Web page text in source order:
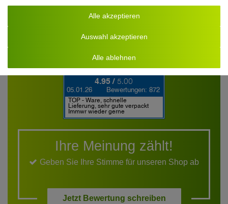
Ihre Meinung zählt!
Geben Sie Ihre Stimme für unseren Shop ab
Jetzt Bewertung schreiben
Alle akzeptieren
Auswahl akzeptieren
Alle ablehnen